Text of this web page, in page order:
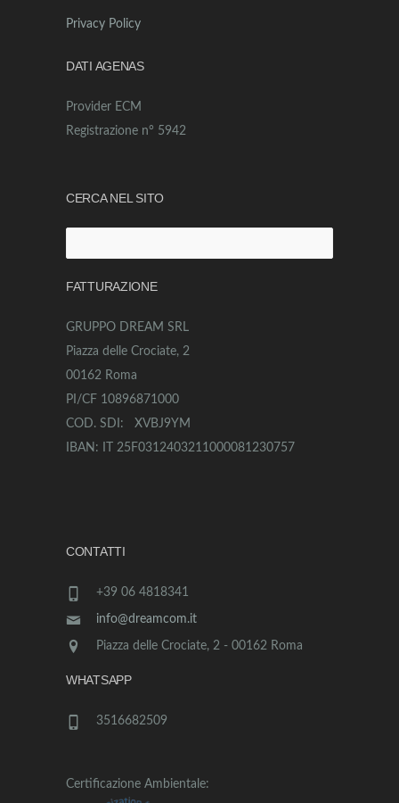
Privacy Policy
DATI AGENAS
Provider ECM
Registrazione n° 5942
CERCA NEL SITO
per:
FATTURAZIONE
GRUPPO DREAM SRL
Piazza delle Crociate, 2
00162 Roma
PI/CF 10896871000
COD. SDI: XVBJ9YM
IBAN: IT 25F0312403211000081230757
CONTATTI
+39 06 4818341
info@dreamcom.it
Piazza delle Crociate, 2 - 00162 Roma
WHATSAPP
3516682509
Certificazione Ambientale: